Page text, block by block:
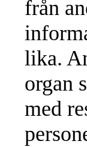
från
lika.
organ
med